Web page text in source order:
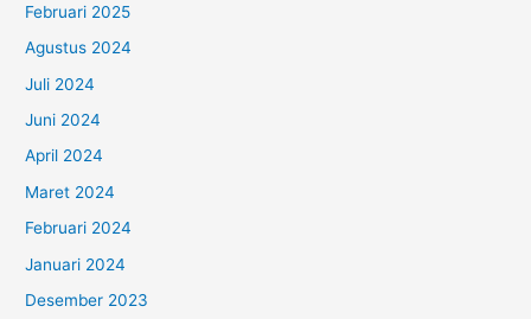
Februari 2025
Agustus 2024
Juli 2024
Juni 2024
April 2024
Maret 2024
Februari 2024
Januari 2024
Desember 2023